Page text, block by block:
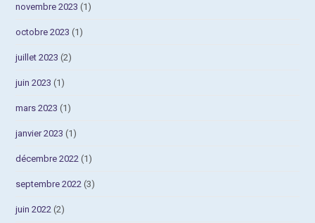
novembre 2023 (1)
octobre 2023 (1)
juillet 2023 (2)
juin 2023 (1)
mars 2023 (1)
janvier 2023 (1)
décembre 2022 (1)
septembre 2022 (3)
juin 2022 (2)